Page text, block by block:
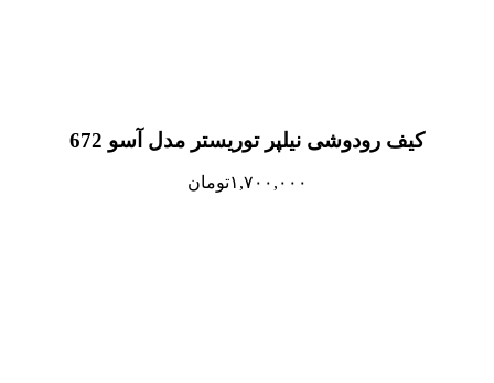
کیف رودوشی نیلپر توریستر مدل آسو 672
۱,۷۰۰,۰۰۰تومان